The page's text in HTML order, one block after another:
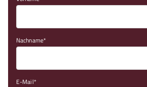
Nachname
E-Mail